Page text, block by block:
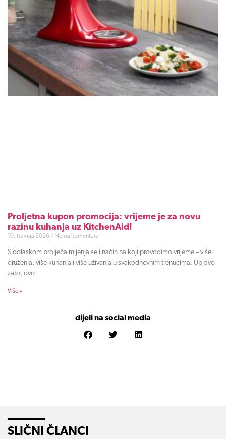
Proljetna kupon promocija: vrijeme je za novu
razinu kuhanja uz KitchenAid!
10. travnja 2026 Nema komentara
S dolaskom proljeća mijenja se i način na koji provodimo vrijeme – više
druženja, više kuhanja i više uživanja u svakodnevnim trenucima. Upravo
zato, ovo
Više »
dijeli na social media
SLIČNI ČLANCI